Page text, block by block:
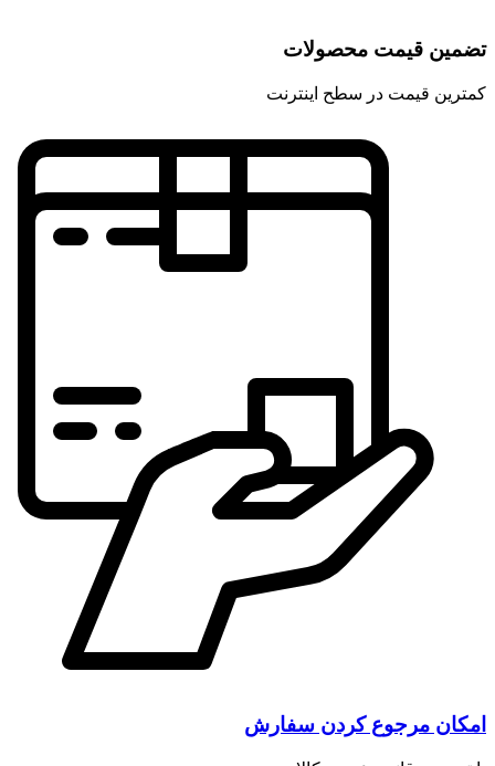
تضمین قیمت محصولات
کمترین قیمت در سطح اینترنت
امکان مرجوع کردن سفارش